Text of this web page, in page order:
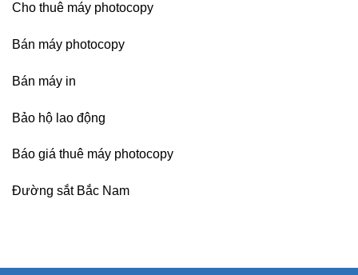
Cho thuê máy photocopy
Bán máy photocopy
Bán máy in
Bảo hộ lao động
Báo giá thuê máy photocopy
Đường sắt Bắc Nam